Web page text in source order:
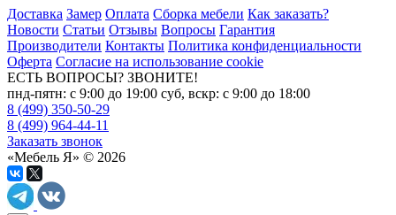
Доставка Замер Оплата Сборка мебели Как заказать?
Новости Статьи Отзывы Вопросы Гарантия
Производители Контакты Политика конфиденциальности
Оферта Согласие на использование cookie
ЕСТЬ ВОПРОСЫ? ЗВОНИТЕ!
пнд-пятн: с 9:00 до 19:00 суб, вскр: с 9:00 до 18:00
8 (499) 350-50-29
8 (499) 964-44-11
Заказать звонок
«Мебель Я» © 2026